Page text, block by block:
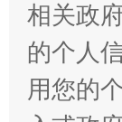
解纷+
相关政
的个人
用您的